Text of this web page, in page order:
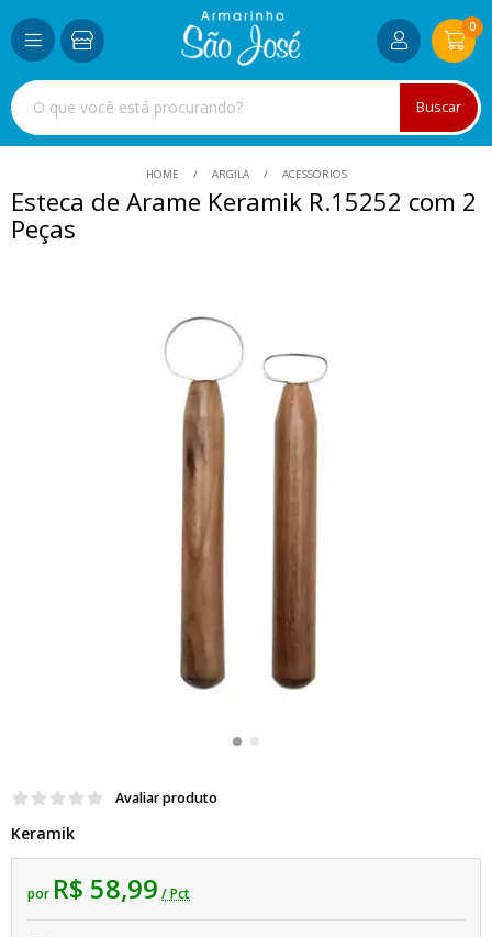
Buscar
0
HOME ARGILA ACESSORIOS
Esteca de Arame Keramik R.15252 com 2
Peças
Avaliar produto
Keramik
por R$ 58,99 / Pct